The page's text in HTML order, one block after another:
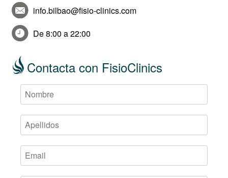
info.bilbao@fisio-clinics.com
De 8:00 a 22:00
Contacta con FisioClinics